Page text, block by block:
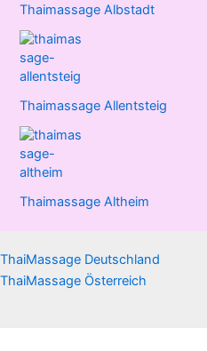
Thaimassage Albstadt
Thaimassage Allentsteig
Thaimassage Altheim
ThaiMassage Deutschland
ThaiMassage Österreich